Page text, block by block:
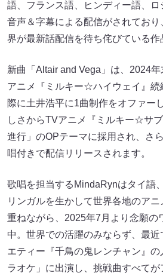
語、フランス語、ヒンディー語、
音声＆字幕による配信がされてお
界が最新話配信を待ち侘びている作
新曲「Altair and Vega」は、2024
アニメ『ミルキー☆ハイウェイ』続
際に土井浩平に1曲制作をオファー
しさからTVアニメ『ミルキー☆サ
進行」のOPテーマに採用され、さ
唱付きで配信リリースされます。
歌唱を担当するMindaRynはタイ語
リンガルを生かして世界各地のア
重ねながら、2025年7月より念願の
中。世界での活躍のみならず、最
エティー『千鳥の鬼レンチャン』
ラオケ」に出演し、挑戦曲すべて